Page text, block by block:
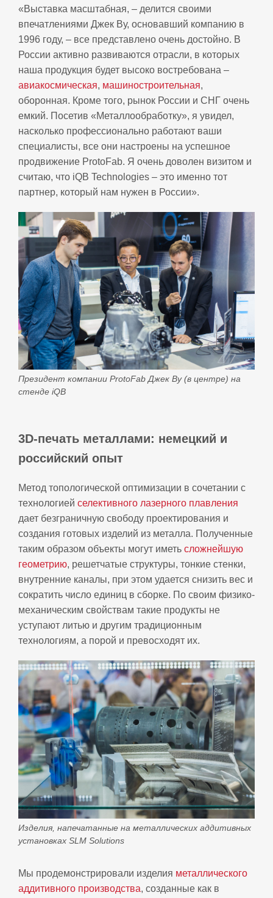
«Выставка масштабная, – делится своими
впечатлениями Джек Ву, основавший компанию в
1996 году, – все представлено очень достойно. В
России активно развиваются отрасли, в которых
наша продукция будет высоко востребована –
авиакосмическая, машиностроительная,
оборонная. Кроме того, рынок России и СНГ очень
емкий. Посетив «Металлообработку», я увидел,
насколько профессионально работают ваши
специалисты, все они настроены на успешное
продвижение ProtoFab. Я очень доволен визитом и
считаю, что iQB Technologies – это именно тот
партнер, который нам нужен в России».
Президент компании ProtoFab Джек Ву (в центре) на
стенде iQB
3D-печать металлами: немецкий и
российский опыт
Метод топологической оптимизации в сочетании с
технологией селективного лазерного плавления
дает безграничную свободу проектирования и
создания готовых изделий из металла. Полученные
таким образом объекты могут иметь сложнейшую
геометрию, решетчатые структуры, тонкие стенки,
внутренние каналы, при этом удается снизить вес и
сократить число единиц в сборке. По своим физико-
механическим свойствам такие продукты не
уступают литью и другим традиционным
технологиям, а порой и превосходят их.
Изделия, напечатанные на металлических аддитивных
установках SLM Solutions
Мы продемонстрировали изделия металлического
аддитивного производства, созданные как в